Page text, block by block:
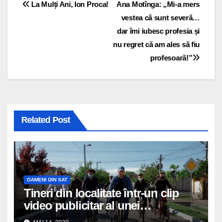
Navigare
Ana Motînga: „Mi-a mers
vestea că sunt severă…
dar îmi iubesc profesia și
nu regret că am ales să fiu
profesoară!”
La Mulți Ani, Ion Proca!
Related Post
OAMENI DIN SAT
Tineri din localitate într-un clip
video publicitar al unei
universități